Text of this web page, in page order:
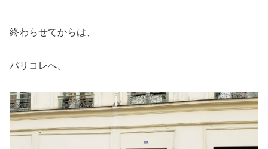
終わらせてからは、
パリコレへ。